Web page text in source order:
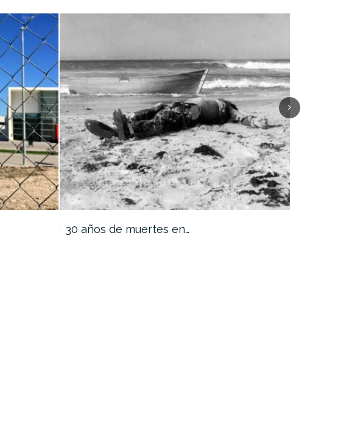
30 años de muertes en…